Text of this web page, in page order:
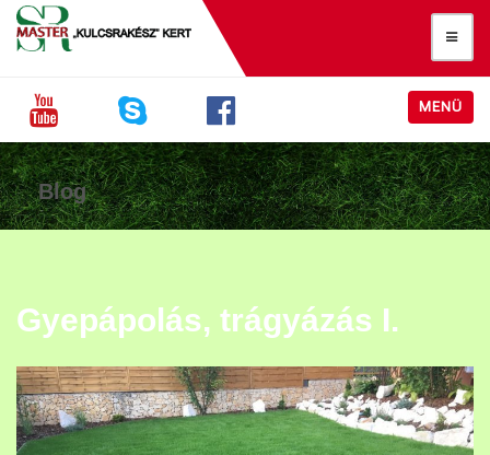
MENÜ
Blog
Gyepápolás, trágyázás I.